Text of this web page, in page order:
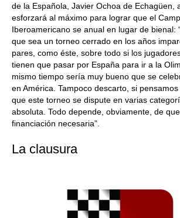
de la Española, Javier Ochoa de Echagüen,
esforzará al máximo para lograr que el
Iberoamericano se anual en lugar de bienal:
que sea un torneo cerrado en los años
pares, como éste, sobre todo si los
tienen que pasar por España para ir a la
mismo tiempo sería muy bueno que se
en América. Tampoco descarto, si pensamos
que este torneo se dispute en varias
absoluta. Todo depende, obviamente, de
financiación necesaria”.
La clausura